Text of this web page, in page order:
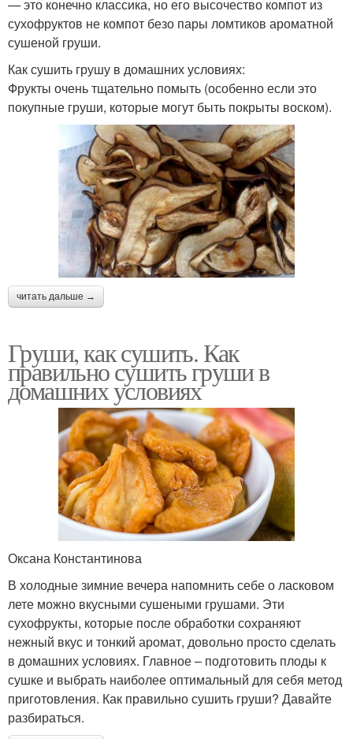
— это конечно классика, но его высочество компот из
сухофруктов не компот безо пары ломтиков ароматной
сушеной груши.
Как сушить грушу в домашних условиях:
Фрукты очень тщательно помыть (особенно если это
покупные груши, которые могут быть покрыты воском).
читать дальше →
Груши, как сушить. Как
правильно сушить груши в
домашних условиях
Оксана Константинова
В холодные зимние вечера напомнить себе о ласковом
лете можно вкусными сушеными грушами. Эти
сухофрукты, которые после обработки сохраняют
нежный вкус и тонкий аромат, довольно просто сделать
в домашних условиях. Главное – подготовить плоды к
сушке и выбрать наиболее оптимальный для себя метод
приготовления. Как правильно сушить груши? Давайте
разбираться.